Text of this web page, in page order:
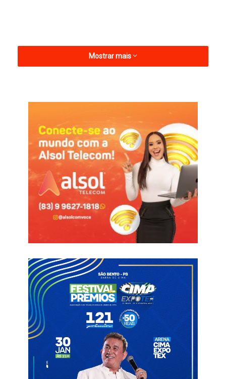
A informação foi confirmada durante entrevista ao PB
Esportes, na semana passada.
O primeiro amistoso que o técnico Leandro Campos quer
realizar está previsto para o dia 21 de dezembro e o segundo,
acontecerá no dia 28. Os adversários e os locais ainda serão
Para a próxima temporada, o Dinossauro do Sertão vai disputar
Nordeste, Copa do Brasil e Série D do Campeonato Brasileiro.
Em relação ao elenco, nove nomes já foram confirmados:
laterais Gilmar Lourenço e Abraão Lincoln; os zagueiros Pedro
Costa e Yan Carmo; o volante Tássio Paixão, os meias Lucas
Zanatelli e Natalício, além dos atacantes Yan Philippe e Aslen
Mostrar mais